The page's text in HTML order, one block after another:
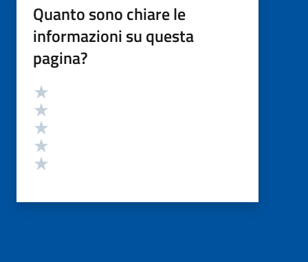
Quanto sono chiare le
informazioni su questa
pagina?
Valutazione